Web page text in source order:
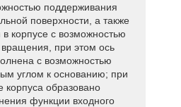
поддерживания
поверхности, а также
корпусе с возможностью
при этом ось
с возможностью
углом к основанию; при
корпуса образовано
функции входного